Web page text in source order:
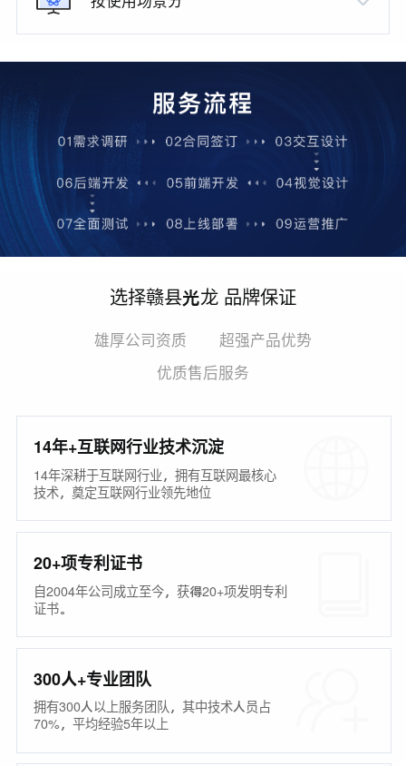
选择赣县光龙 品牌保证
雄厚公司资质
超强产品优势
优质售后服务
14年+互联网行业技术沉淀
14年深耕于互联网行业，拥有互联网最核心
技术，奠定互联网行业领先地位
20+项专利证书
自2004年公司成立至今，获得20+项发明专利
证书。
300人+专业团队
拥有300人以上服务团队，其中技术人员占
70%，平均经验5年以上